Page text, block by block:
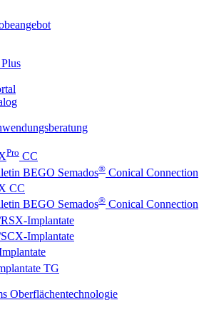
Pro CC
BEGO Semados® Conical Connection
CC
BEGO Semados® Conical Connection
Implantate
Implantate
TG
Oberflächentechnologie